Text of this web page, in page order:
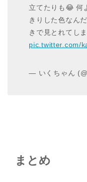
立てたりも😂 何
きりした色なん
きで見とれてし
pic.twitter.com/
— いくちゃん
まとめ